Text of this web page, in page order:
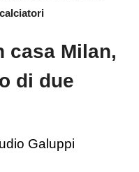
casa Milan,
di due
Galuppi